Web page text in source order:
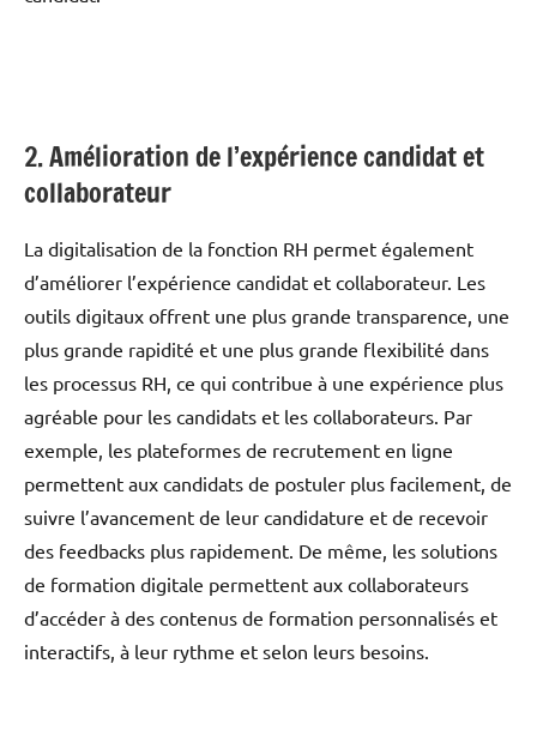
2. Amélioration de l’expérience candidat et
collaborateur
La digitalisation de la fonction RH permet également
d’améliorer l’expérience candidat et collaborateur. Les
outils digitaux offrent une plus grande transparence, une
plus grande rapidité et une plus grande flexibilité dans
les processus RH, ce qui contribue à une expérience plus
agréable pour les candidats et les collaborateurs. Par
exemple, les plateformes de recrutement en ligne
permettent aux candidats de postuler plus facilement, de
suivre l’avancement de leur candidature et de recevoir
des feedbacks plus rapidement. De même, les solutions
de formation digitale permettent aux collaborateurs
d’accéder à des contenus de formation personnalisés et
interactifs, à leur rythme et selon leurs besoins.